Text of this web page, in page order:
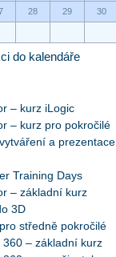
28 29 30
do kalendáře
– kurz iLogic
– kurz pro pokročilé
a prezentace
Training Days
– základní kurz
3D
středně pokročilé
– základní kurz